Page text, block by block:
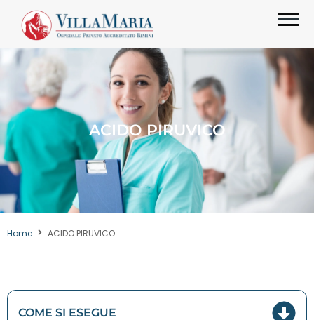
ACIDO PIRUVICO
Home ACIDO PIRUVICO
COME SI ESEGUE